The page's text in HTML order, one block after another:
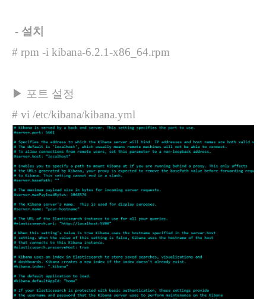
- 설치
# rpm -i kibana-6.2.1-x86_64.rpm
▶ 포트 설정
# vi /etc/kibana/kibana.yml